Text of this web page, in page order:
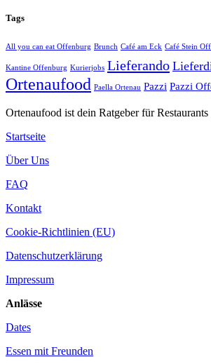
Tags
All you can eat Offenburg Brunch Café am Eck Café Stein
Kantine Offenburg Kurierjobs Lieferando
Ortenaufood Paella Ortenau Pazzi Pazzi
Ortenaufood ist dein Ratgeber für
Startseite
Über Uns
FAQ
Kontakt
Cookie-Richtlinien (EU)
Datenschutzerklärung
Impressum
Anlässe
Dates
Essen mit Freunden